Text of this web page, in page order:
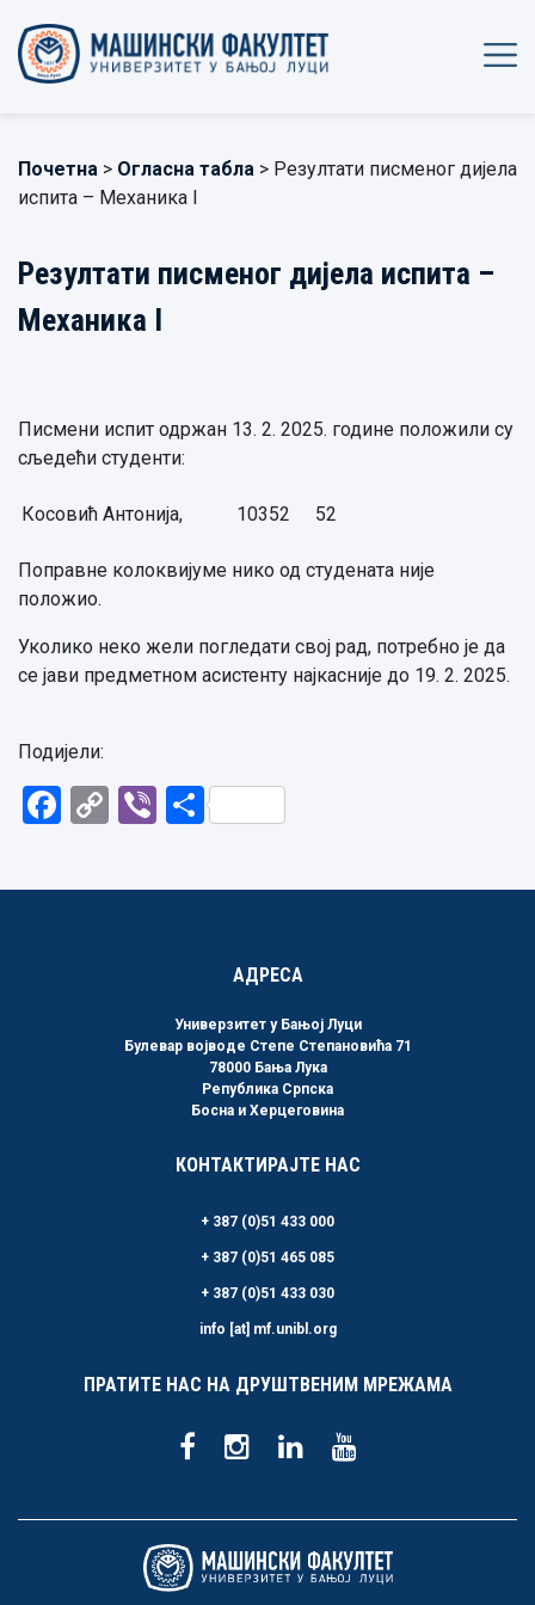
Почетна > Огласна табла > Резултати писменог дијела
испита – Механика I
Резултати писменог дијела испита –
Механика I
Писмени испит одржан 13. 2. 2025. године положили су
сљедећи студенти:
Косовић Антонија, 10352 52
Поправне колоквијуме нико од студената није
положио.
Уколико неко жели погледати свој рад, потребно је да
се јави предметном асистенту најкасније до 19. 2. 2025.
Подијели:
Facebook
CopyViberShare
АДРЕСА
Универзитет у Бањој Луци
Булевар војводе Степе Степановића 71
78000 Бања Лука
Република Српска
Босна и Херцеговина
КОНТАКТИРАЈТЕ НАС
+ 387 (0)51 433 000
+ 387 (0)51 465 085
+ 387 (0)51 433 030
info [at] mf.unibl.org
ПРАТИТЕ НАС НА ДРУШТВЕНИМ МРЕЖАМА